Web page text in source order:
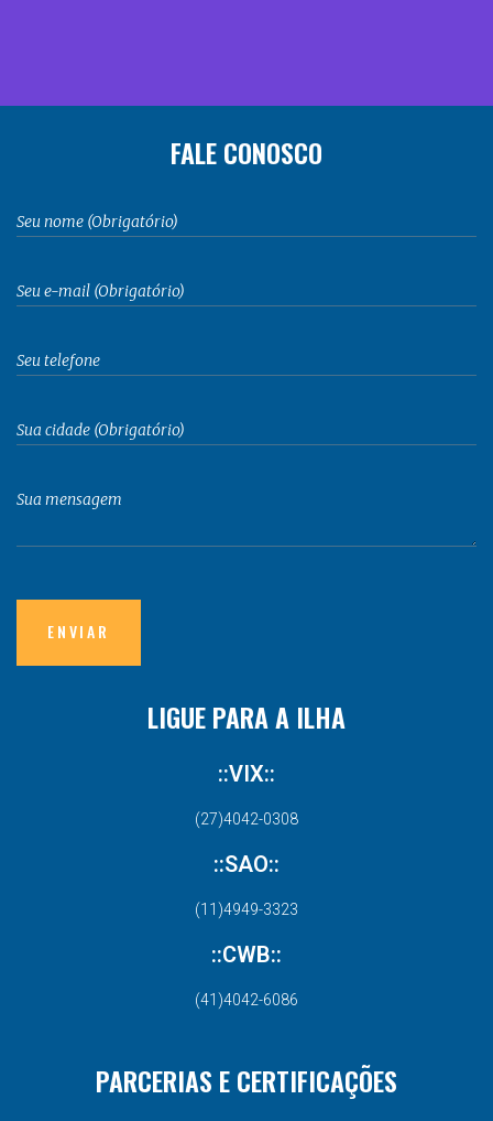
FALE CONOSCO
LIGUE PARA A ILHA
::VIX::
(27)4042-0308
::SAO::
(11)4949-3323
::CWB::
(41)4042-6086
PARCERIAS E CERTIFICAÇÕES